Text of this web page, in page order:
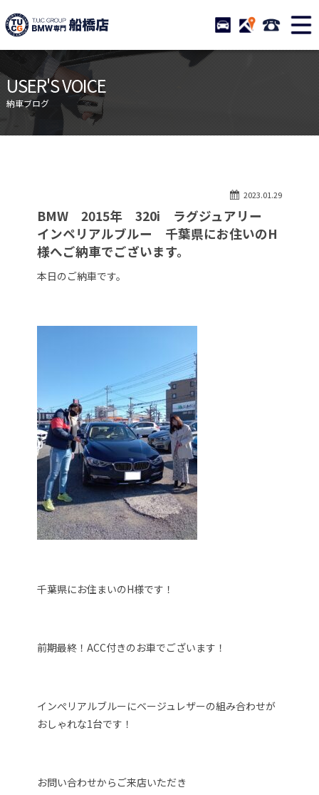
TUCグループ BMW専門 船
STOCK ACCESS 047-
ニュース
在庫リスト
目玉車両一覧
店舗紹介
保証＆サービス
アクセスマップ
自動車保険
TUCとは？
リクルート
納車blog
会社概要
USER'S VOICE
納車ブログ
2023.01.29
BMW 2015年 320i ラグジュアリー
インペリアルブルー 千葉県にお住いのH
様へご納車でございます。
本日のご納車です。
千葉県にお住まいのH様です！
前期最終！ACC付きのお車でございます！
インぺリアルブルーにベージュレザーの組み合わせが
おしゃれな1台です！
お問い合わせからご来店いただき